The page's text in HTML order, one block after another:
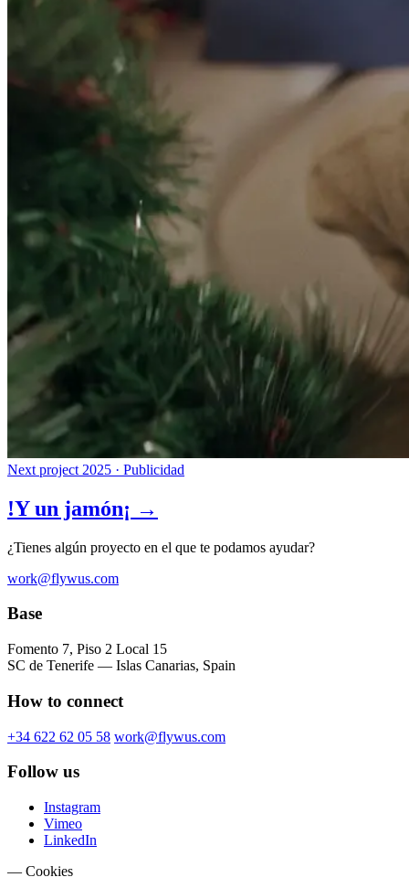
Next project 2025 · Publicidad
!Y un jamón¡ →
¿Tienes algún proyecto en el que te podamos ayudar?
work@flywus.com
Base
Fomento 7, Piso 2 Local 15
SC de Tenerife — Islas Canarias, Spain
How to connect
+34 622 62 05 58 work@flywus.com
Follow us
Instagram
Vimeo
LinkedIn
— Cookies